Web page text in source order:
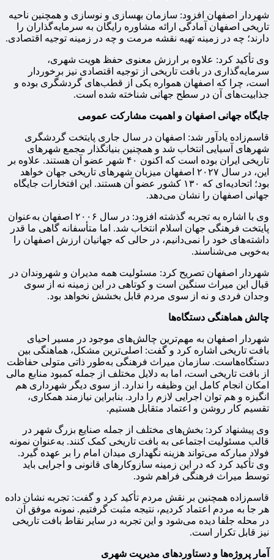
شهردار اصفهان افزود: سازمان بهسازی و نوسازی و همچنین ناحیه
تاریخی اصفهان آمادگی ارائه مشاوره رایگان به سرمایه‌گذاران را
دارند؛ چه در زمینه تهیه نقشه مرمت و چه در زمینه توجیه اقتصادی.
وی تأکید کرد: علاوه بر ارزش معنوی حفظ هویت شهری،
سرمایه‌گذاری در بافت تاریخی از توجیه اقتصادی نیز برخوردار
است، چرا که اصفهان همواره یکی از قطب‌های گردشگری بوده و
جذابیت‌های آن در سطح جهانی شناخته شده است.
جایگاه جهانی اصفهان و اهمیت مشارکت عمومی
قاسم‌زاده یادآور شد: اصفهان در سال جاری پایتخت گردشگری
شهرهای آسیایی انتخاب شد و همچنین بنیانگذار مجمع شهرهای
تاریخی ایران بوده است که اکنون ۴۰ شهر عضو آن هستند. علاوه بر
این، در سال ۲۰۲۷ اصفهان میزبان شهرهای تاریخی جهان خواهد
بود؛ اتحادیه‌ای که ۱۳۰ کشور عضو آن هستند. این افتخارات جایگاه
جهانی اصفهان را نشان می‌دهد.
وی با اشاره به تجربه گذشته افزود: در سال ۲۰۰۶ اصفهان به‌عنوان
پایتخت فرهنگی جهان اسلام انتخاب شد. اما متأسفانه گاهی ما قدر
داشته‌های خود را نمی‌دانیم، در حالی که جهانیان ارزش اصفهان را
به‌خوبی می‌شناسند.
شهردار اصفهان تصریح کرد: مسئولیت همه مدیران و شهروندان در
قبال این میراث سنگین است و کوتاهی در این زمینه نه از سوی
وجدان فردی و نه از سوی مردم قابل بخشش نخواهد بود.
چالش هماهنگی دستگاه‌ها
شهردار اصفهان به مهم‌ترین چالش‌های موجود در مسیر احیای
بافت تاریخی اشاره کرد و گفت: اصلی‌ترین مشکل، هماهنگی بین
دستگاه‌هاست. سازمان میراث فرهنگی به‌طور ذاتی متولی حفاظت
از بافت تاریخی است، اما به دلایل مختلف از جمله کمبود منابع مالی
امکان انجام کامل این وظیفه را ندارد. از سوی دیگر شهرداری هم
انگیزه و هم توان اجرایی لازم را دارد. بنابراین نیازمند همکاری،
تقسیم کار روشن و اعتماد متقابل هستیم.
وی پیشنهاد کرد: بخش‌های مختلف از جمله صنایع بزرگ شهر در
قالب مسئولیت اجتماعی به بافت تاریخی کمک کنند. به‌عنوان نمونه
فولاد مبارکه می‌تواند هزینه نگهداری میدان امام را بر عهده گیرد.
وی تأکید کرد که در این زمینه سازوکارهای قانونی و اجرایی باید
توسط میراث فرهنگی فراهم شود.
قاسم‌زاده همچنین بر نقش مردم تأکید کرد و گفت: تجربه نشان داده
هر جا به مردم اعتماد کردیم، نتیجه مثبت گرفتیم. نمونه موفق آن
در محله جلفا دیده می‌شود و این تجربه در سایر نقاط بافت تاریخی
نیز قابل تکرار است.
آمار پروژه‌ها و دستاوردهای مدیریت شهری